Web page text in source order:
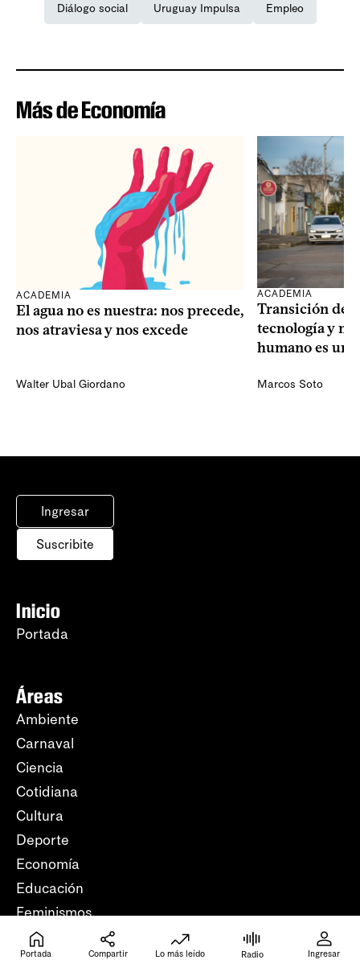
Diálogo social Uruguay Impulsa Empleo
Más de Economía
ACADEMIA
El agua no es nuestra: nos precede,
nos atraviesa y nos excede
Walter Ubal Giordano
ACADEMIA
Transición
tecnología y
humano es
Marcos Soto
Ingresar
Suscribite
Inicio
Portada
Áreas
Ambiente
Carnaval
Ciencia
Cotidiana
Cultura
Deporte
Economía
Educación
Feminismos
Futuro
Justicia
Portada Compartir Lo más leído Radio Ingresar